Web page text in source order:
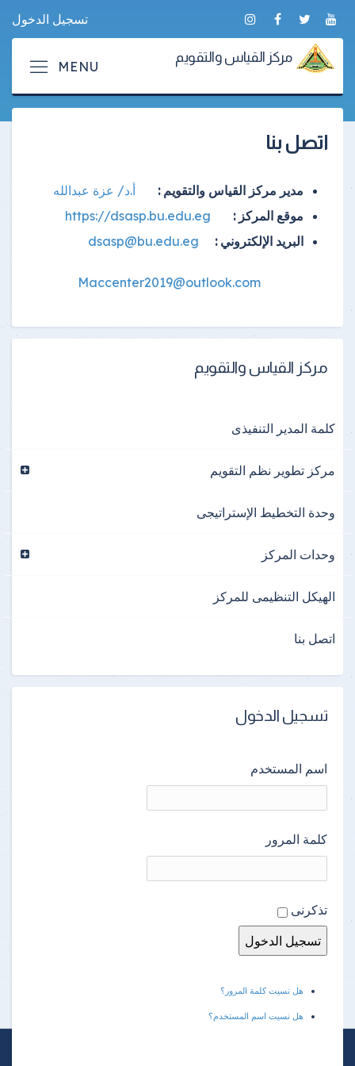
تسجيل الدخول
مركز القياس والتقويم
اتصل بنا
مدير مركز القياس والتقويم : أ.د/ عزة عبدالله
موقع المركز : https://dsasp.bu.edu.eg
البريد الإلكتروني : dsasp@bu.edu.eg
Maccenter2019@outlook.com
مركز القياس والتقويم
كلمة المدير التنفيذى
مركز تطوير نظم التقويم
وحدة التخطيط الإستراتيجى
وحدات المركز
الهيكل التنظيمى للمركز
اتصل بنا
تسجيل الدخول
اسم المستخدم
كلمة المرور
تذكرنى
هل نسيت كلمة المرور؟
هل نسيت اسم المستخدم؟